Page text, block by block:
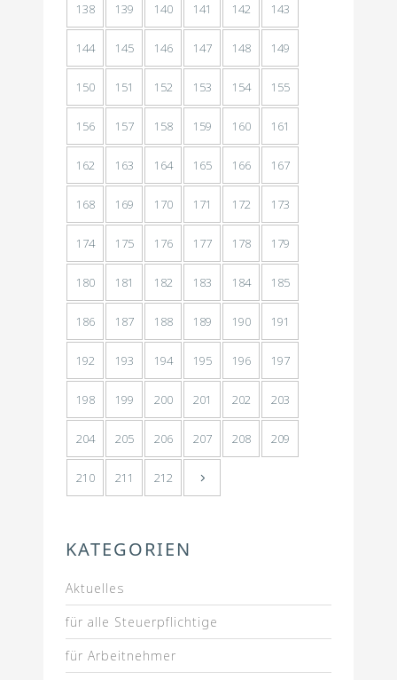
138 139 140 141 142 143
144 145 146 147 148 149
150 151 152 153 154 155
156 157 158 159 160 161
162 163 164 165 166 167
168 169 170 171 172 173
174 175 176 177 178 179
180 181 182 183 184 185
186 187 188 189 190 191
192 193 194 195 196 197
198 199 200 201 202 203
204 205 206 207 208 209
210 211 212
KATEGORIEN
Aktuelles
für alle Steuerpflichtige
für Arbeitnehmer